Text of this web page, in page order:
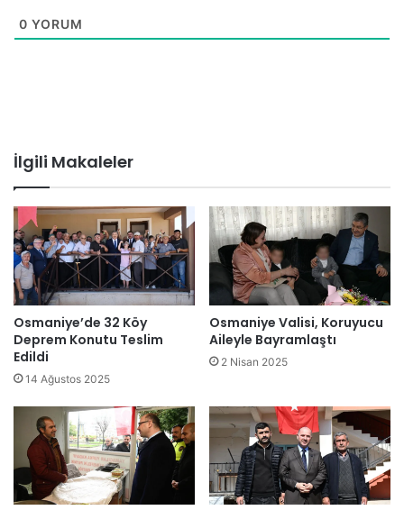
0 YORUM
İlgili Makaleler
Osmaniye’de 32 Köy
Deprem Konutu Teslim
Edildi
14 Ağustos 2025
Osmaniye Valisi, Koruyucu
Aileyle Bayramlaştı
2 Nisan 2025